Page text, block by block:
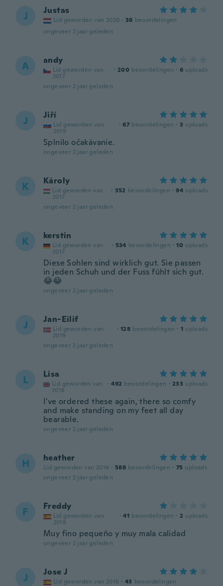
J Justas
Lid geworden van 2020 · 38 beoordelingen
ongeveer 2 jaar geleden
A andy
Lid geworden van
2017
· 200 beoordelingen · 6 uploads
ongeveer 2 jaar geleden
J Jiří
Lid geworden van
2019
· 67 beoordelingen · 3 uploads
Splnilo očakávanie.
ongeveer 2 jaar geleden
K Károly
Lid geworden van
2017
· 352 beoordelingen · 94 uploads
ongeveer 2 jaar geleden
K kerstin
Lid geworden van
2017
· 534 beoordelingen · 10 uploads
Diese Sohlen sind wirklich gut. Sie passen
in jeden Schuh und der Fuss fühlt sich gut.
😂😂
ongeveer 2 jaar geleden
J Jan-Eilif
Lid geworden van
2019
· 128 beoordelingen · 1 uploads
ongeveer 2 jaar geleden
L Lisa
Lid geworden van
2018
· 492 beoordelingen · 233 uploads
I've ordered these again, there so comfy
and make standing on my feet all day
bearable.
ongeveer 2 jaar geleden
H heather
Lid geworden van 2016 · 588 beoordelingen · 75 uploads
ongeveer 2 jaar geleden
F Freddy
Lid geworden van
2018
· 41 beoordelingen · 2 uploads
Muy fino pequeño y muy mala calidad
ongeveer 2 jaar geleden
J Jose J
Lid geworden van 2016 · 43 beoordelingen